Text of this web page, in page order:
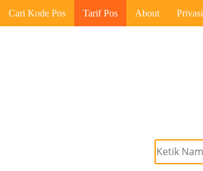
Cari Kode Pos Tarif Pos About Privasi